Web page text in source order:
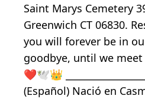
Saint Marys Cemetery
Greenwich CT 06830.
you will forever be in
goodbye, until we
❤️🕊👑
(Español) Nació en